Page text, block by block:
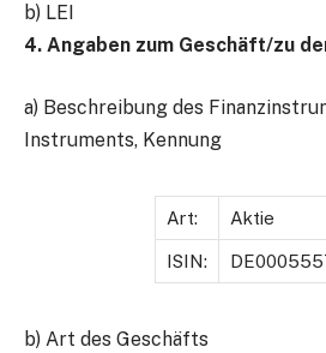
b) LEI
4. Angaben zum Geschäft/zu
a) Beschreibung des
Instruments, Kennung
Art: Aktie
ISIN:
b) Art des Geschäfts